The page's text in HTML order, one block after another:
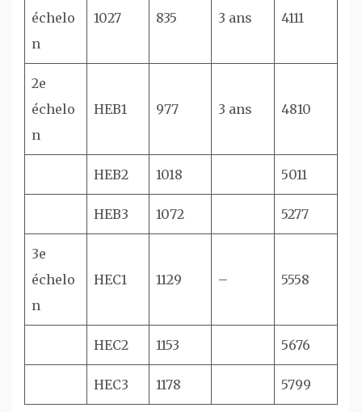
échelo
n
1027 835 3 ans 4111
2e
échelo
n
HEB1 977 3 ans 4810
HEB2 1018 5011
HEB3 1072 5277
3e
échelo
n
HEC1 1129 – 5558
HEC2 1153 5676
HEC3 1178 5799